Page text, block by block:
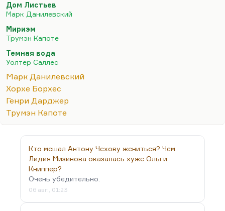
говорят, что он и фильмы смотрел, и реагировал
как-то. Непонятно, слеп ли он. А если слеп, нет
ли у него третьего глаза?
Во-вторых, по-моему, Дзампано похож не на
Борхеса, а на совершенно конкретного и тоже
довольно страшного персонажа — на Генри
Дарджера (или как его называют в его музее —
Генри Даргера), чью комнату
реконструированную вы можете увидеть в Чикаго
в Музее аутсайдерского искусства. Я…
Дом Листьев
Марк Данилевский
Мириэм
Трумэн Капоте
Темная вода
Уолтер Саллес
Марк Данилевский
Хорхе Борхес
Генри Дарджер
Трумэн Капоте
Кто мешал Антону Чехову жениться? Чем
Лидия Мизинова оказалась хуже Ольги
Книппер?
Очень убедительно.
06 авг., 01:23